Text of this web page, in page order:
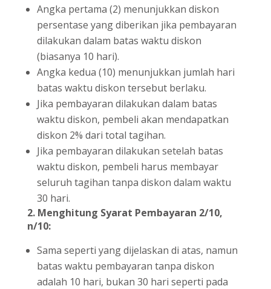
Angka pertama (2) menunjukkan diskon
persentase yang diberikan jika pembayaran
dilakukan dalam batas waktu diskon
(biasanya 10 hari).
Angka kedua (10) menunjukkan jumlah hari
batas waktu diskon tersebut berlaku.
Jika pembayaran dilakukan dalam batas
waktu diskon, pembeli akan mendapatkan
diskon 2% dari total tagihan.
Jika pembayaran dilakukan setelah batas
waktu diskon, pembeli harus membayar
seluruh tagihan tanpa diskon dalam waktu
30 hari.
2. Menghitung Syarat Pembayaran 2/10,
n/10:
Sama seperti yang dijelaskan di atas, namun
batas waktu pembayaran tanpa diskon
adalah 10 hari, bukan 30 hari seperti pada